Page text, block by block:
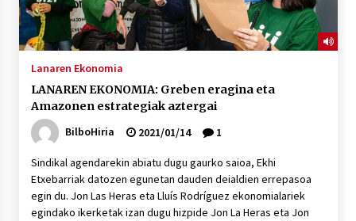
Lanaren Ekonomia
LANAREN EKONOMIA: Greben eragina eta
Amazonen estrategiak aztergai
BilboHiria
2021/01/14 1
Sindikal agendarekin abiatu dugu gaurko saioa, Ekhi
Etxebarriak datozen egunetan dauden deialdien errepasoa
egin du. Jon Las Heras eta Lluís Rodríguez ekonomialariek
egindako ikerketak izan dugu hizpide Jon La Heras eta Jon